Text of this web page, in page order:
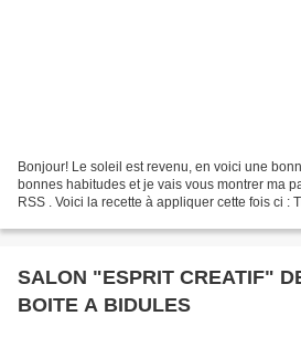
Bonjour! Le soleil est revenu, en voici une
bonnes habitudes et je vais vous montrer ma
RSS . Voici la recette à appliquer cette fois ci :
SALON "ESPRIT CREATIF"
BOITE A BIDULES